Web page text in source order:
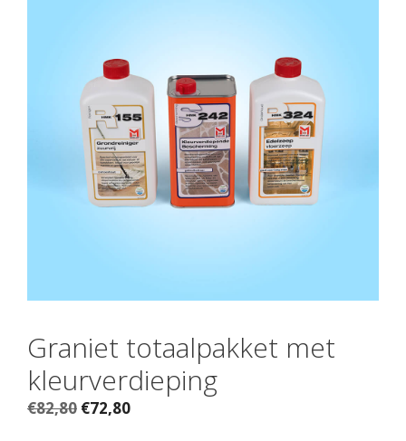
Graniet totaalpakket met
kleurverdieping
€82,80 Oorspronkelijke
€72,80Huidige